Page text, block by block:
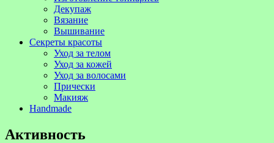
Декупаж
Вязание
Вышивание
Секреты красоты
Уход за телом
Уход за кожей
Уход за волосами
Прически
Макияж
Handmade
Активность